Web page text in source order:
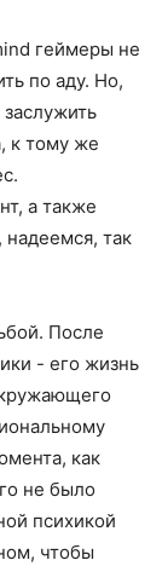
геймеры не
по аду. Но,
к тому же
а также
так
После
- его жизнь
как
не было
психикой
чтобы